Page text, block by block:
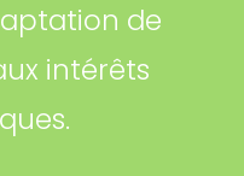
de
intérêts